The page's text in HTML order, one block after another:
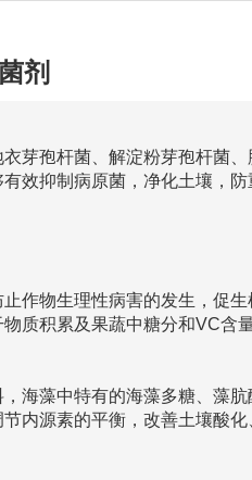
剂
芽孢杆菌、解淀粉芽孢杆菌
效抑制病原菌，净化土壤，防
作物生理性病害的发生，促
质积累及果蔬中糖分和VC含
海藻中特有的海藻多糖、藻
内源素的平衡，改善土壤酸化